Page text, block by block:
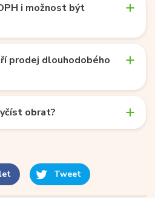
i možnost být
prodej dlouhodobého
obrat?
Tweet